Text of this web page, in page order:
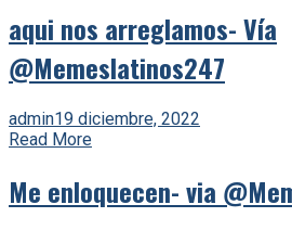
aqui nos arreglamos- Vía
@Memeslatinos247
admin19 diciembre, 2022
Read More
Me enloquecen- via